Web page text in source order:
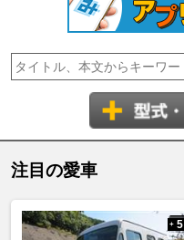
注目の愛車
+ 5